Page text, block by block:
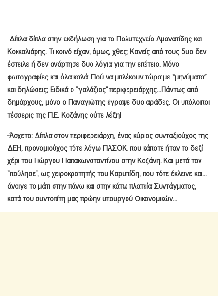
-Δίπλα-δίπλα στην εκδήλωση για το Πολυτεχνείο Αμανατίδης και
Κοκκαλιάρης. Τι κοινό είχαν, όμως, χθες; Κανείς από τους δυο δεν
έστειλε ή δεν ανάρτησε δυο λόγια για την επέτειο. Μόνο
φωτογραφίες και όλα καλά. Πού να μπλέκουν τώρα με “μηνύματα”
και δηλώσεις; Ειδικά ο “γαλάζιος” περιφερειάρχης…Πάντως από
δημάρχους, μόνο ο Παναγιώτης έγραψε δυο αράδες. Οι υπόλοιποι
τέσσερις της Π.Ε. Κοζάνης ούτε λέξη!
-Άσχετο: Δίπλα στον περιφερειάρχη, ένας κύριος συνταξιούχος της
ΔΕΗ, προνομιούχος τότε λόγω ΠΑΣΟΚ, που κάποτε ήταν το δεξί
χέρι του Γιώργου Παπακωνσταντίνου στην Κοζάνη. Και μετά τον
“πούλησε”, ως χειροκροτητής του Καρυπίδη, που τότε έκλεινε και…
άνοιγε το μάτι στην πάνω και στην κάτω πλατεία Συντάγματος,
κατά του συντοπίτη μας πρώην υπουργού Οικονομικών…